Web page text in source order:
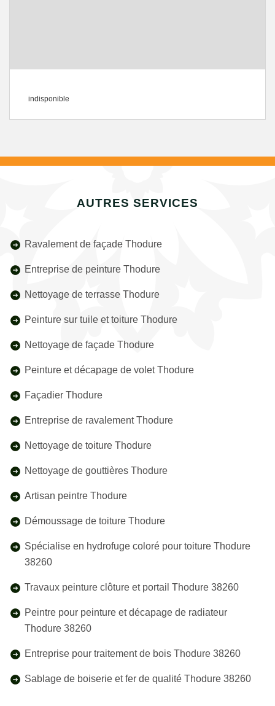
indisponible
AUTRES SERVICES
Ravalement de façade Thodure
Entreprise de peinture Thodure
Nettoyage de terrasse Thodure
Peinture sur tuile et toiture Thodure
Nettoyage de façade Thodure
Peinture et décapage de volet Thodure
Façadier Thodure
Entreprise de ravalement Thodure
Nettoyage de toiture Thodure
Nettoyage de gouttières Thodure
Artisan peintre Thodure
Démoussage de toiture Thodure
Spécialise en hydrofuge coloré pour toiture Thodure
38260
Travaux peinture clôture et portail Thodure 38260
Peintre pour peinture et décapage de radiateur
Thodure 38260
Entreprise pour traitement de bois Thodure 38260
Sablage de boiserie et fer de qualité Thodure 38260